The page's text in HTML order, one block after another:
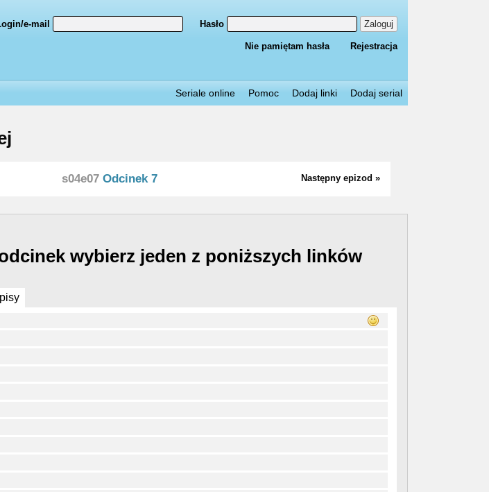
e-mail Hasło Zaloguj
Nie pamiętam hasła Rejestracja
Seriale online Pomoc Dodaj linki Dodaj serial
Następny epizod »
s04e07 Odcinek 7
wybierz jeden z poniższych linków